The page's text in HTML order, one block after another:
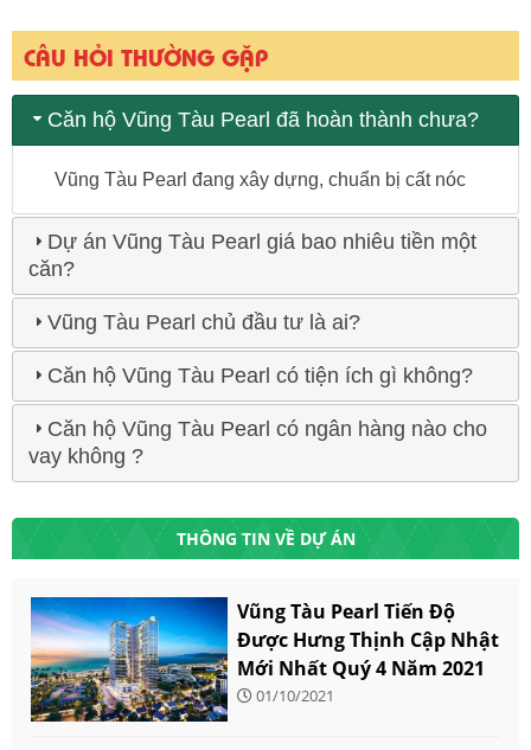
CÂU HỎI THƯỜNG GẶP
Căn hộ Vũng Tàu Pearl đã hoàn thành chưa?
Vũng Tàu Pearl đang xây dựng, chuẩn bị cất nóc
Dự án Vũng Tàu Pearl giá bao nhiêu tiền một
căn?
Vũng Tàu Pearl chủ đầu tư là ai?
Căn hộ Vũng Tàu Pearl có tiện ích gì không?
Căn hộ Vũng Tàu Pearl có ngân hàng nào cho
vay không ?
THÔNG TIN VỀ DỰ ÁN
Vũng Tàu Pearl Tiến Độ
Được Hưng Thịnh Cập Nhật
Mới Nhất Quý 4 Năm 2021
01/10/2021